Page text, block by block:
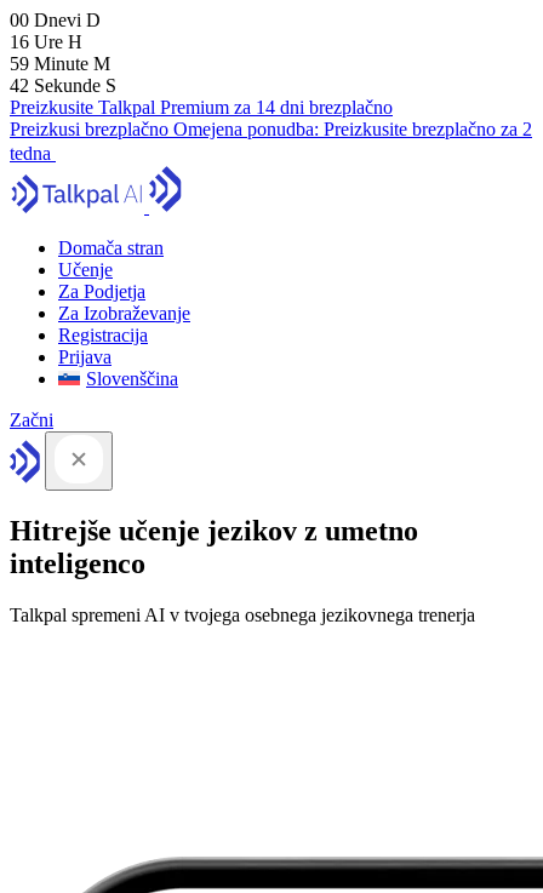
00 Dnevi D
16 Ure H
59 Minute M
41 Sekunde S
Preizkusite Talkpal Premium za 14 dni brezplačno
Preizkusi brezplačno Omejena ponudba: Preizkusite brezplačno za 2
tedna
Domača stran
Učenje
Za Podjetja
Za Izobraževanje
Registracija
Prijava
Slovenščina
Začni
Hitrejše učenje jezikov z umetno
inteligenco
Talkpal spremeni AI v tvojega osebnega jezikovnega trenerja